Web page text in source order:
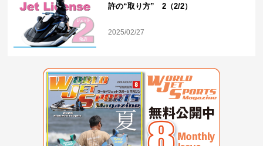
許の“取り方” 2（2/2）
2025/02/27